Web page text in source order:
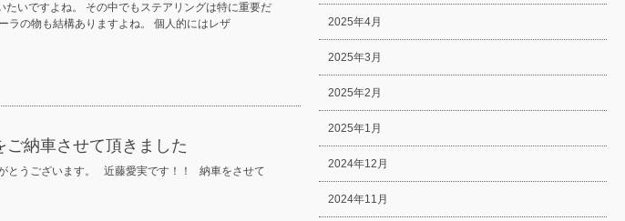
いですよね。 その中でもステアリングは特に重要だ
ラの物も結構ありますよね。 個人的にはレザ
ご納車させて頂きました
とうございます。 近藤愛実です！！ 納車をさせて
2025年4月
2025年3月
2025年2月
2025年1月
2024年12月
2024年11月